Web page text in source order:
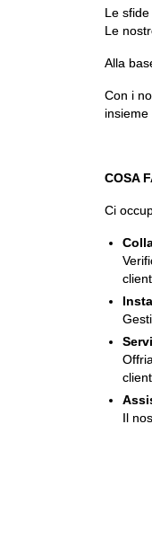
Le
Le
Alla
Con i
insieme
COSA
Ci
Il